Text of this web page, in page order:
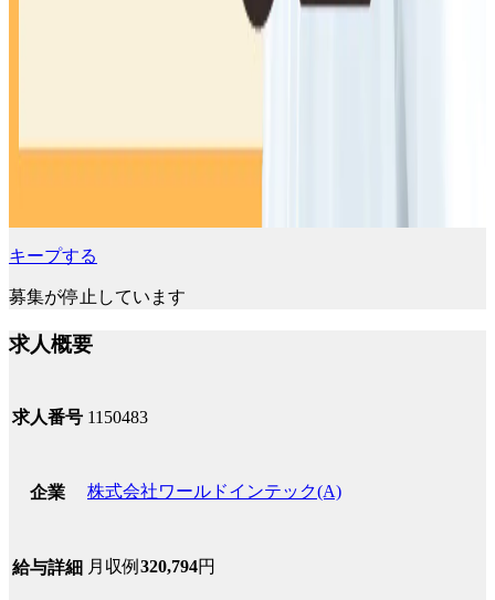
キープする
募集が停止しています
求人概要
求人番号 1150483
企業 株式会社ワールドインテック(A)
給与詳細 月収例 320,794円